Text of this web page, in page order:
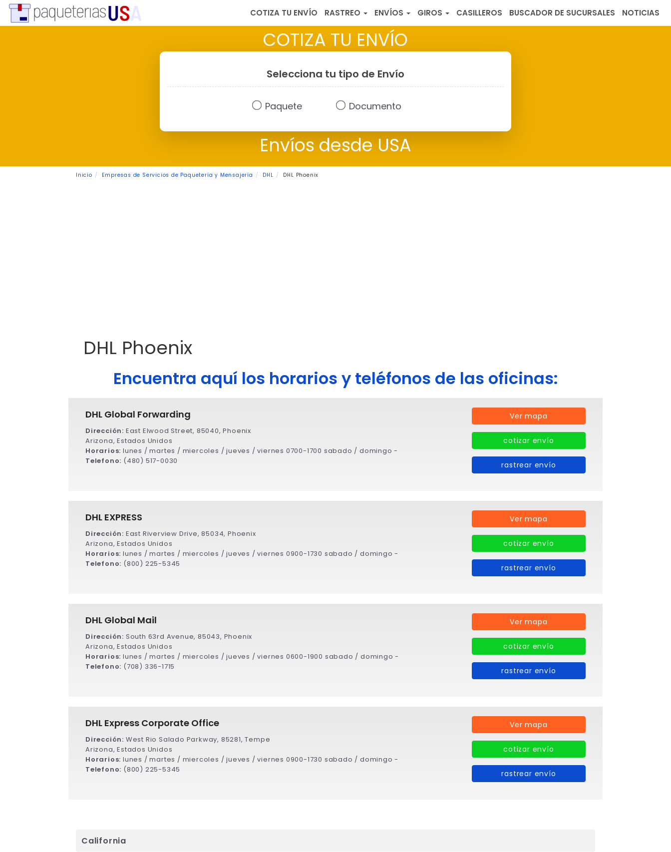
COTIZA TU ENVÍO RASTREO ENVÍOS GIROS CASILLEROS BUSCADOR DE SUCURSALES NOTICIAS
COTIZA TU ENVÍO
Selecciona tu tipo de Envío
Paquete Documento
Envíos desde USA
Inicio Empresas de Servicios de Paquetería y Mensajería DHL DHL Phoenix
DHL Phoenix
Encuentra aquí los horarios y teléfonos de las oficinas:
DHL Global Forwarding
Dirección: East Elwood Street, 85040, Phoenix
Arizona, Estados Unidos
Horarios: lunes / martes / miercoles / jueves / viernes 0700-1700 sabado / domingo -
Telefono: (480) 517-0030
Ver mapa
cotizar envío
rastrear envío
DHL EXPRESS
Dirección: East Riverview Drive, 85034, Phoenix
Arizona, Estados Unidos
Horarios: lunes / martes / miercoles / jueves / viernes 0900-1730 sabado / domingo -
Telefono: (800) 225-5345
Ver mapa
cotizar envío
rastrear envío
DHL Global Mail
Dirección: South 63rd Avenue, 85043, Phoenix
Arizona, Estados Unidos
Horarios: lunes / martes / miercoles / jueves / viernes 0600-1900 sabado / domingo -
Telefono: (708) 336-1715
Ver mapa
cotizar envío
rastrear envío
DHL Express Corporate Office
Dirección: West Rio Salado Parkway, 85281, Tempe
Arizona, Estados Unidos
Horarios: lunes / martes / miercoles / jueves / viernes 0900-1730 sabado / domingo -
Telefono: (800) 225-5345
Ver mapa
cotizar envío
rastrear envío
California